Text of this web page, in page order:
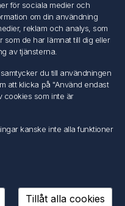
rättigheter reserverade.
för sociala medier och
om din användning
reklam och analys, som
de har lämnat till dig eller
av tjänsterna.
du till användningen
att klicka på "Använd endast
cookies som inte är
kanske inte alla funktioner
Tillåt alla cookies